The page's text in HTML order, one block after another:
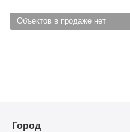
Объектов в продаже нет
Город